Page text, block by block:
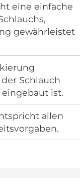
eine einfache
gewährleistet
Schlauch
ist.
allen